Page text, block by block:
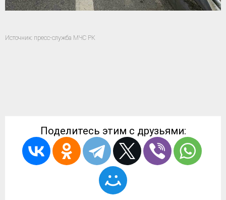
Источник: пресс-служба МЧС РК
Поделитесь этим с друзьями: